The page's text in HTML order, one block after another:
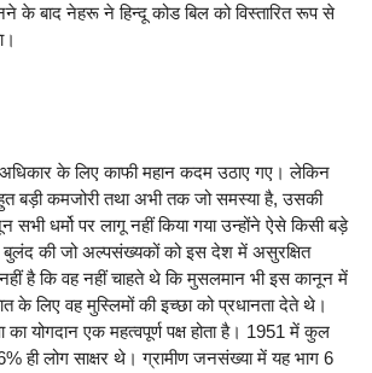
के बाद नेहरू ने हिन्दू कोड बिल को विस्तारित रूप से
के लिए काफी महान कदम उठाए गए। लेकिन
बड़ी कमजोरी तथा अभी तक जो समस्या है, उसकी
धर्मो पर लागू नहीं किया गया उन्होंने ऐसे किसी बड़े
की जो अल्पसंख्यकों को इस देश में असुरक्षित
है कि वह नहीं चाहते थे कि मुसलमान भी इस कानून में
के लिए वह मुस्लिमों की इच्छा को प्रधानता देते थे।
का योगदान एक महत्वपूर्ण पक्ष होता है। 1951 में कुल
ही लोग साक्षर थे। ग्रामीण जनसंख्या में यह भाग 6